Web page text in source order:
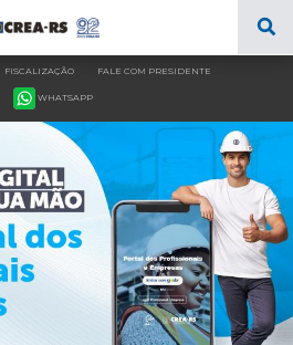
FISCALIZAÇÃO FALE COM PRESIDENTE
WHATSAPP